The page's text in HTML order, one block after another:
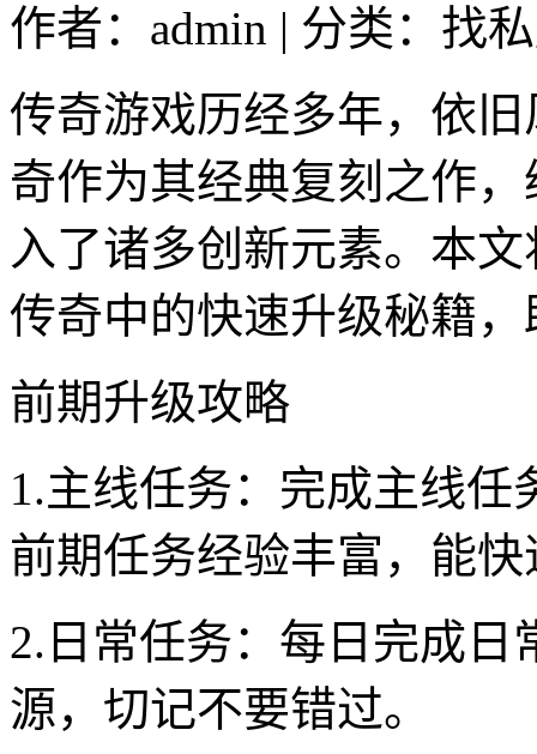
作者：admin | 分类：找
传奇游戏历经多年，依
奇作为其经典复刻之作
入了诸多创新元素。本
传奇中的快速升级秘籍
前期升级攻略
1.主线任务：完成主线
前期任务经验丰富，能
2.日常任务：每日完成
源，切记不要错过。